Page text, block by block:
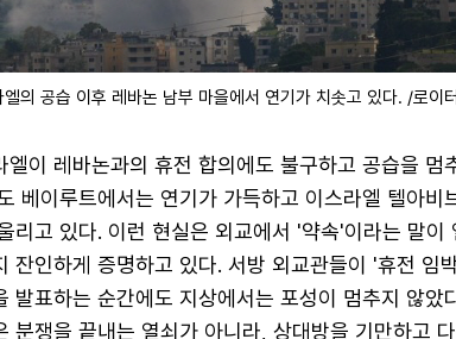
엘의 공습 이후 레바논 남부 마을에서 연기가 치솟고 있다. /로이
엘이 레바논과의 휴전 합의에도 불구하고 공습을 멈
베이루트에서는 연기가 가득하고 이스라엘 텔아비
리고 있다. 이런 현실은 외교에서 '약속'이라는 말이
잔인하게 증명하고 있다. 서방 외교관들이 '휴전 임
발표하는 순간에도 지상에서는 포성이 멈추지 않았
분쟁을 끝내는 열쇠가 아니라, 상대방을 기만하고